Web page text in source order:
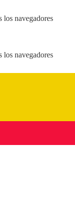
los navegadores
los navegadores